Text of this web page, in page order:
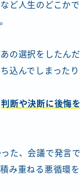
ど人生のどこか
あの選択をした
込んでしまった
判断や決断に後悔
た、会議で発言
み重ねる悪循環を